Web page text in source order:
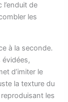
de
les
à la seconde.
d’imiter le
la texture du
reproduisant les